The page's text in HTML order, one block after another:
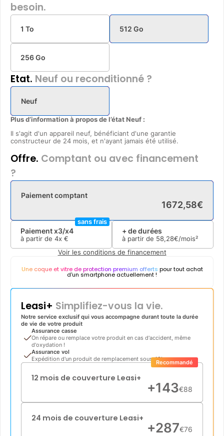
besoin.
1 To 512 Go
256 Go
Etat. Neuf ou reconditionné ?
Neuf
Plus d’information à propos de l’état Neuf :
Il s'agit d'un appareil neuf, bénéficiant d'une garantie
constructeur de 24 mois, et n'ayant jamais été utilisé.
Offre. Comptant ou avec financement
?
Paiement comptant
1672,58€
Paiement x3/x4
à partir de 4x €
sans frais
+ de durées
à partir de 58,28€/mois²
Voir les conditions de financement
Une coque et vitre de protection premium offerts pour tout achat
d'un smartphone actuellement !
Leasi+ Simplifiez-vous la vie.
Notre service exclusif qui vous accompagne durant toute la durée
de vie de votre produit
Assurance casse
On répare ou remplace votre produit en cas d'accident, même
d'oxydation !
Assurance vol
Expédition d'un produit de remplacement sous 48h
12 mois de couverture Leasi+
+143€88
Recommandé
24 mois de couverture Leasi+
+287€76